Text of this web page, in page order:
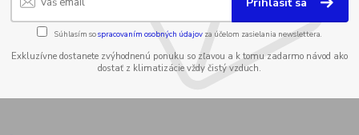
Súhlasím sospracovaním osobných údajov za účelom zasielania newslettera.
Exkluzívne dostanete zvýhodnenú ponuku so zľavou a k tomu zadarmo návod ako
dostať z klimatizácie vždy čistý vzduch.